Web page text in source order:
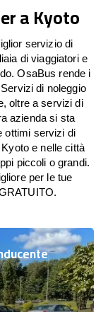
a Kyoto
servizio di
di viaggiatori e
OsaBus rende i
di noleggio
oltre a servizi di
azienda si sta
ottimi servizi di
e nelle città
piccoli o grandi.
per le tue